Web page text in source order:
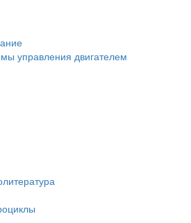
управления двигателем